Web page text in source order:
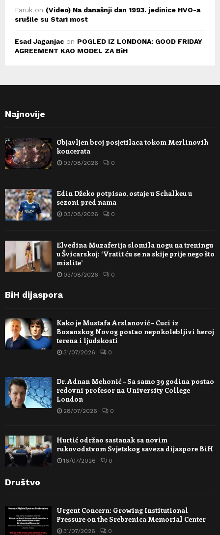
Faruk on (Video) Na današnji dan 1993. jedinice HVO-a
srušile su Stari most
Esad Jaganjac on POGLED IZ LONDONA: GOOD FRIDAY
AGREEMENT KAO MODEL ZA BiH
Najnovije
Objavljen broj posjetilaca tokom Merlinovih
koncerata
03/08/2026 0
Edin Džeko potpisao, ostaje u Schalkeu u
sezoni pred nama
03/08/2026 0
Elvedina Muzaferija slomila nogu na treningu
u Švicarskoj: ‘Vratit ću se na skije prije nego što
mislite’
03/08/2026 0
BiH dijaspora
Kako je Mustafa Arslanović – Cuci iz
Bosanskog Novog postao nepokolebljivi heroj
terena i ljudskosti
31/07/2026 0
Dr. Adnan Mehonić – Sa samo 39 godina postao
redovni profesor na University College
London
28/07/2026 0
Hurtić održao sastanak sa novim
rukovodstvom Svjetskog saveza dijaspore BiH
16/07/2026 0
Društvo
Urgent Concern: Growing Institutional
Pressure on the Srebrenica Memorial Center
31/07/2026 0